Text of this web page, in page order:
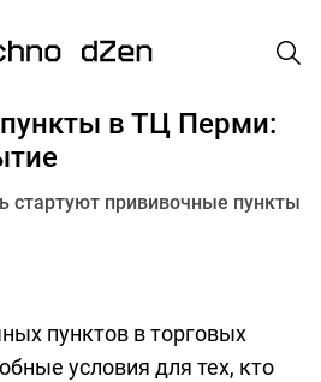
в ТЦ Перми:
стартуют прививочные пункты
пунктов в торговых
условия для тех, кто